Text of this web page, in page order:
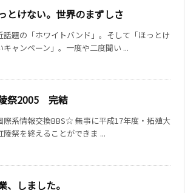
とけない。世界のまずしさ
話題の「ホワイトバンド」。そして「ほっとけ
キャンペーン」。一度や二度聞い ...
祭2005 完結
系情報交換BBS☆ 無事に平成17年度・拓殖大
陵祭を終えることができま ...
、しました。